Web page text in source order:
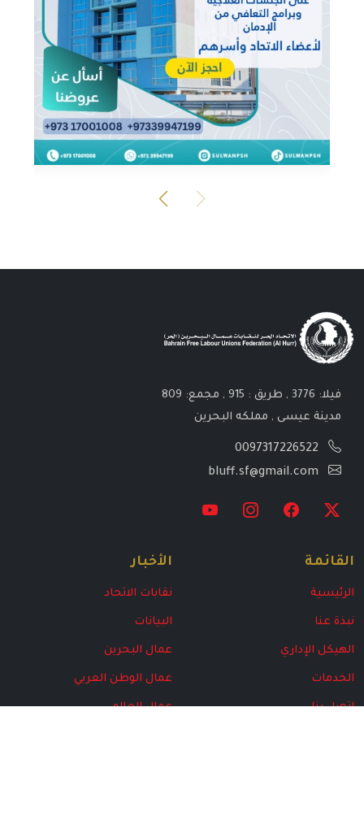
فيلا: 3776 , طريق : 915 , مجمع: 809
مدينة عيسى , مملكه البحرين
0097317226522
bluff.sf@gmail.com
القائمة
الرئيسية
نبذة عنا
الهيكل الإداري
الخدمات
اتصل بنا
الأخبار
نقابات الاتحاد
البيانات
عمال البحرين
عمال الوطن العربي
عمال العالم